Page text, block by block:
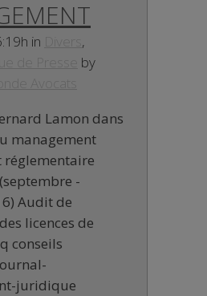
in
,
by
Lamon dans
management
-
Audit de
licences de
conseils
juridique